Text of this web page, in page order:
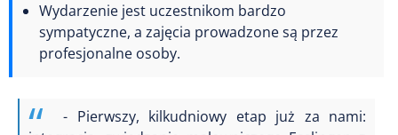
Wydarzenie jest uczestnikom bardzo
sympatyczne, a zajęcia prowadzone są przez
profesjonalne osoby.
- Pierwszy, kilkudniowy etap już za nami: